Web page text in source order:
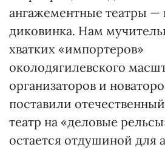
ангажементные театры
диковинка. Нам
хватких «импортеров»
околодягилевского
организаторов и
поставили
театр на «деловые
остается отдушиной для